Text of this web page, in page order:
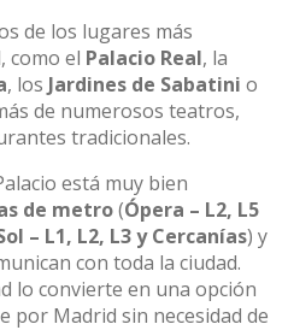
de los lugares más
como el Palacio Real, la
, los Jardines de Sabatini o
de numerosos teatros,
tradicionales.
está muy bien
de metro(Ópera – L2, L5
– L1, L2, L3 y Cercanías) y
con toda la ciudad.
lo convierte en una opción
por Madrid sin necesidad de